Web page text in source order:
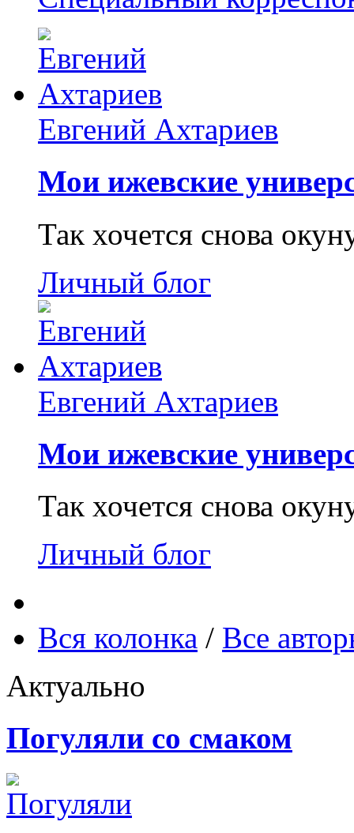
Евгений Ахтариев
Мои ижевские
Так хочется снова
Личный блог
Евгений Ахтариев
Мои ижевские
Так хочется снова
Личный блог
Вся колонка / Все
Актуально
Погуляли со смаком